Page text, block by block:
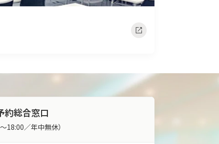
約総合窓口
18:00／年中無休）